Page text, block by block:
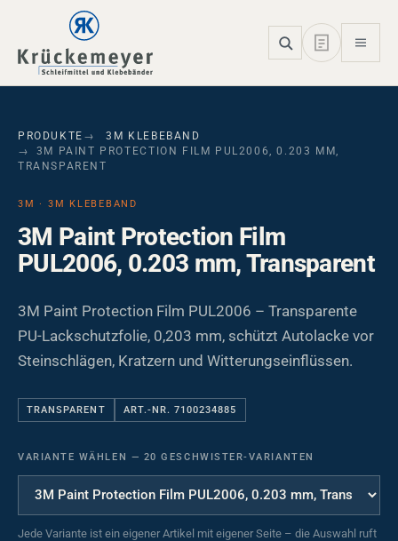
Skip to main navigation
Skip to main content
Skip to page footer
PRODUKTE
3M KLEBEBAND
3M PAINT PROTECTION FILM PUL2006, 0.203 MM,
TRANSPARENT
3M · 3M KLEBEBAND
3M Paint Protection Film
PUL2006, 0.203 mm, Transparent
3M Paint Protection Film PUL2006 – Transparente
PU-Lackschutzfolie, 0,203 mm, schützt Autolacke vor
Steinschlägen, Kratzern und Witterungseinflüssen.
TRANSPARENT ART.-NR. 7100234885
VARIANTE WÄHLEN — 20 GESCHWISTER-VARIANTEN
Jede Variante ist ein eigener Artikel mit eigener Seite – die Auswahl ruft